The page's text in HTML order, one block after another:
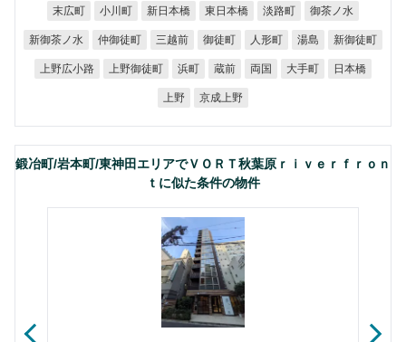
末広町 小川町 新日本橋 東日本橋 淡路町 御茶ノ水
新御茶ノ水 仲御徒町 三越前 御徒町 人形町 湯島 新御徒町
上野広小路 上野御徒町 浜町 蔵前 両国 大手町 日本橋
上野 京成上野
鍛冶町/岩本町/東神田エリアでＶＯＲＴ秋葉原ｒｉｖｅｒｆｒｏｎ
ｔに似た条件の物件